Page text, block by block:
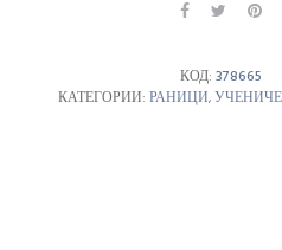
КОД:378665
КАТЕГОРИИ: РАНИЦИ,